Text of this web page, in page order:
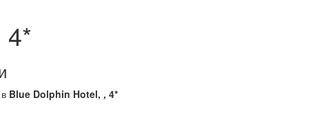
4*
Blue Dolphin Hotel, , 4*